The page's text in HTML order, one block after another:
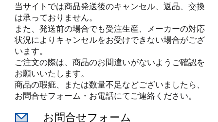
当サイトでは商品発送後のキャンセル、返品、交換
は承っておりません。
また、発送前の場合でも受注生産、メーカーの対応
状況によりキャンセルをお受けできない場合がござ
います。
ご注文の際は、商品のお間違いがないようご確認を
お願いいたします。
商品の瑕疵、または数量不足などございましたら、
お問合せフォーム・お電話にてご連絡ください。
お問合せフォーム